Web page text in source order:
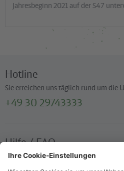
Jahresbeginn 2021 auf der S47
Hotline
Sie erreichen uns täglich rund um die
+49 30 29743333
Hilfe / FAQ
Die wichtigsten Antworten und